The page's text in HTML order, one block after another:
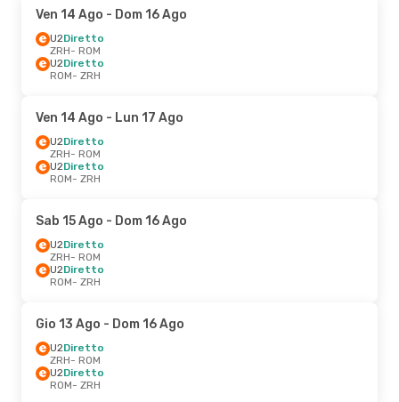
Ven 14 Ago - Dom 16 Ago
U2Diretto
ZRH- ROM
U2Diretto
ROM- ZRH
Ven 14 Ago - Lun 17 Ago
U2Diretto
ZRH- ROM
U2Diretto
ROM- ZRH
Sab 15 Ago - Dom 16 Ago
U2Diretto
ZRH- ROM
U2Diretto
ROM- ZRH
Gio 13 Ago - Dom 16 Ago
U2Diretto
ZRH- ROM
U2Diretto
ROM- ZRH